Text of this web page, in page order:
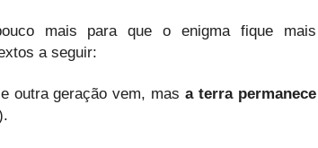
mais para que o enigma fique mais
a seguir:
outra geração vem, masa terra permanece